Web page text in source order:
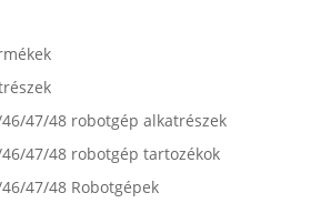
47/48 robotgép alkatrészek
47/48 robotgép tartozékok
47/48 Robotgépek